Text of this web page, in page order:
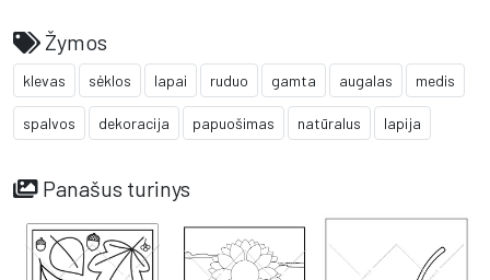
Žymos
klevas sėklos lapai ruduo gamta augalas medis
spalvos dekoracija papuošimas natūralus lapija
Panašus turinys